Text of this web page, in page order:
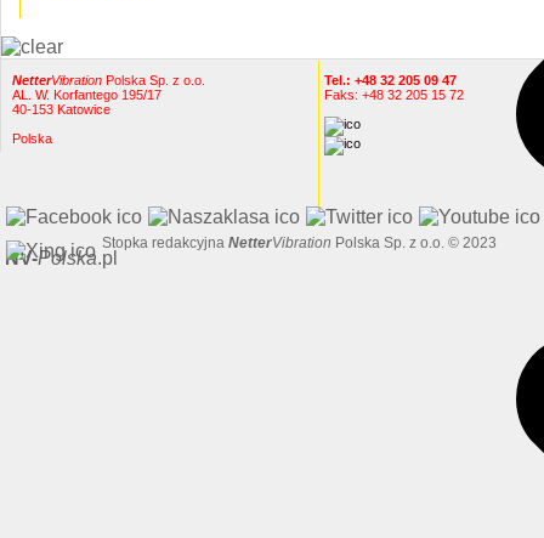
NV-Polska.pl
NetterVibration Polska Sp. z o.o.
AL. W. Korfantego 195/17
40-153 Katowice
Polska
Tel.: +48 32 205 09 47
Faks: +48 32 205 15 72
Stopka redakcyjnaNetterVibration Polska Sp. z o.o. © 2023